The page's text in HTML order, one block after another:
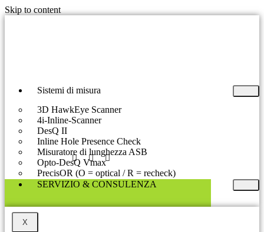
Skip to content
Sistemi di misura
3D HawkEye Scanner
4i-Inline-Scanner
DesQ II
Inline Hole Presence Check
Misuratore di lunghezza ASB
Opto-DesQ Vmax
PrecisOR (O = optical / R = recheck)
SERVIZIO & CONSULENZA​
X